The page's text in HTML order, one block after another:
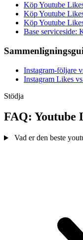
Köp Youtube
Köp Youtube
Köp Youtube
Base serviceside:
Instagram-följare
Instagram Likes
Stödja
FAQ: Youtube
Vad er den beste